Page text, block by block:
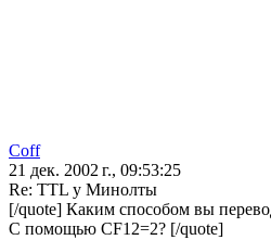
Coff
21 дек. 2002 г., 09:53:25
Re: TTL у Минолты
[/quote] Каким способом вы
С помощью CF12=2? [/quote]